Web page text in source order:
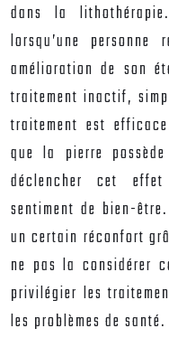
dans la
lorsqu’une
amélioration de son
traitement inactif,
traitement est
que la pierre
déclencher cet
sentiment de bien-
un certain réconfort
ne pas la considérer
privilégier les
les problèmes de santé.